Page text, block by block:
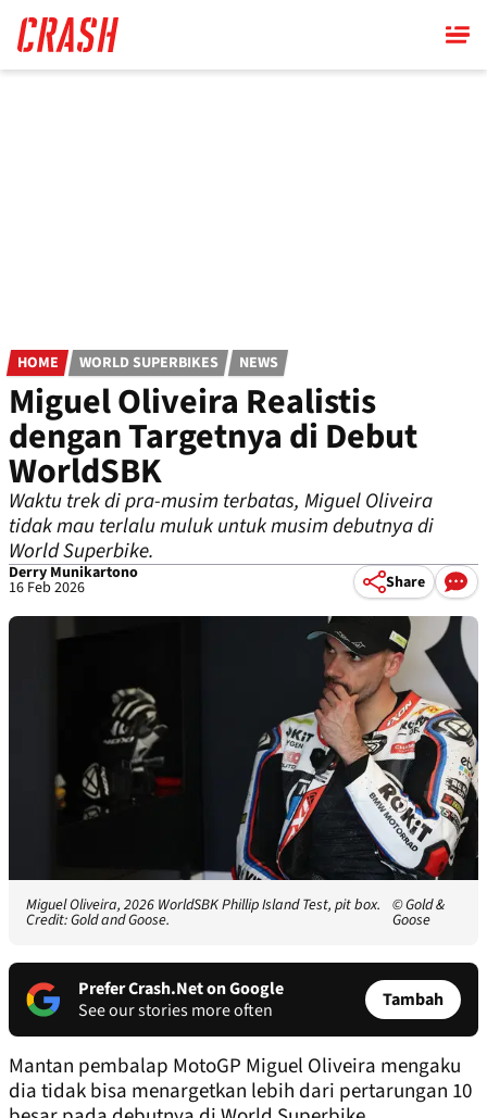
main
content
HOME WORLD SUPERBIKES NEWS
Miguel Oliveira Realistis
dengan Targetnya di Debut
WorldSBK
Waktu trek di pra-musim terbatas, Miguel Oliveira
tidak mau terlalu muluk untuk musim debutnya di
World Superbike.
Derry Munikartono
16 Feb 2026 Share
Miguel Oliveira, 2026 WorldSBK Phillip Island Test, pit box.
Credit: Gold and Goose.
© Gold &
Goose
Prefer Crash.Net on Google
See our stories more often
Tambah
Mantan pembalap MotoGP Miguel Oliveira mengaku
dia tidak bisa menargetkan lebih dari pertarungan 10